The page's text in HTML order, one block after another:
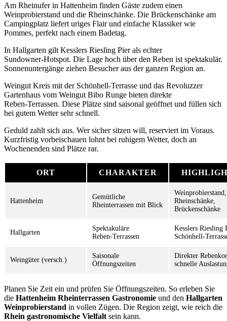
Am Rheinufer in Hattenheim finden Gäste zudem einen
Weinprobierstand und die Rheinschänke. Die Brückenschänke am
Campingplatz liefert uriges Flair und einfache Klassiker wie
Pommes, perfekt nach einem Badetag.
In Hallgarten gilt Kesslers Riesling Pier als echter
Sundowner‑Hotspot. Die Lage hoch über den Reben ist spektakulär.
Sonnenuntergänge ziehen Besucher aus der ganzen Region an.
Weingut Kreis mit der Schönhell‑Terrasse und das Revoluzzer
Gartenhaus vom Weingut Bibo Runge bieten direkte
Reben‑Terrassen. Diese Plätze sind saisonal geöffnet und füllen sich
bei gutem Wetter sehr schnell.
Geduld zahlt sich aus. Wer sicher sitzen will, reserviert im Voraus.
Kurzfristig vorbeischauen lohnt bei ruhigem Wetter, doch an
Wochenenden sind Plätze rar.
ORT CHARAKTER
Hattenheim
Gemütliche
Rheinterrassen mit Blick
Weinprobierstand,
Rheinschänke,
Brückenschänke
Hallgarten
Spektakuläre
Reben‑Terrassen
Kesslers Riesling
Weingüter (versch.)
Saisonale
Öffnungszeiten
Direkter
schnelle
Planen Sie Zeit ein und prüfen Sie Öffnungszeiten. So erleben Sie
die Hattenheim Rheinterrassen Gastronomie und den Hallgarten
Weinprobierstand in vollen Zügen. Die Region zeigt, wie reich die
Rhein gastronomische Vielfalt sein kann.